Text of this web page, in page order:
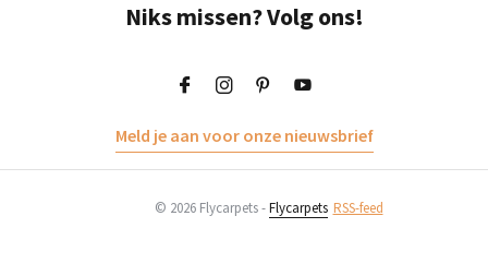
Niks missen? Volg ons!
Meld je aan voor onze nieuwsbrief
© 2026 Flycarpets -Flycarpets RSS-feed